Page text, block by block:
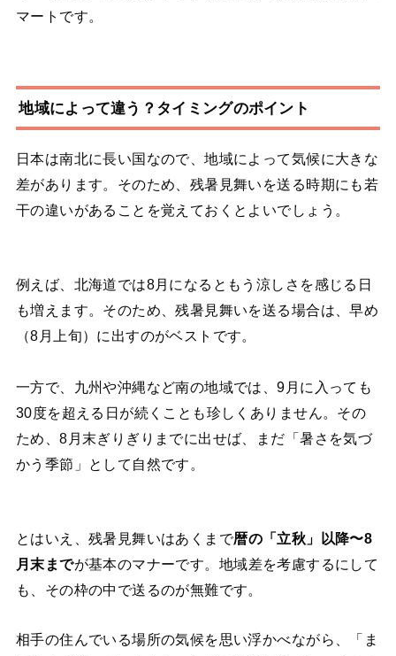
マートです。
地域によって違う？タイミングのポイント
日本は南北に長い国なので、地域によって気候に大きな
差があります。そのため、残暑見舞いを送る時期にも若
干の違いがあることを覚えておくとよいでしょう。
例えば、北海道では8月になるともう涼しさを感じる日
も増えます。そのため、残暑見舞いを送る場合は、早め
（8月上旬）に出すのがベストです。
一方で、九州や沖縄など南の地域では、9月に入っても
30度を超える日が続くことも珍しくありません。その
ため、8月末ぎりぎりまでに出せば、まだ「暑さを気づ
かう季節」として自然です。
とはいえ、残暑見舞いはあくまで暦の「立秋」以降〜8
月末までが基本のマナーです。地域差を考慮するにして
も、その枠の中で送るのが無難です。
相手の住んでいる場所の気候を思い浮かべながら、「ま